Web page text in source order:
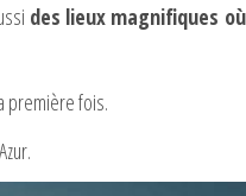
des lieux magnifiques
première fois.